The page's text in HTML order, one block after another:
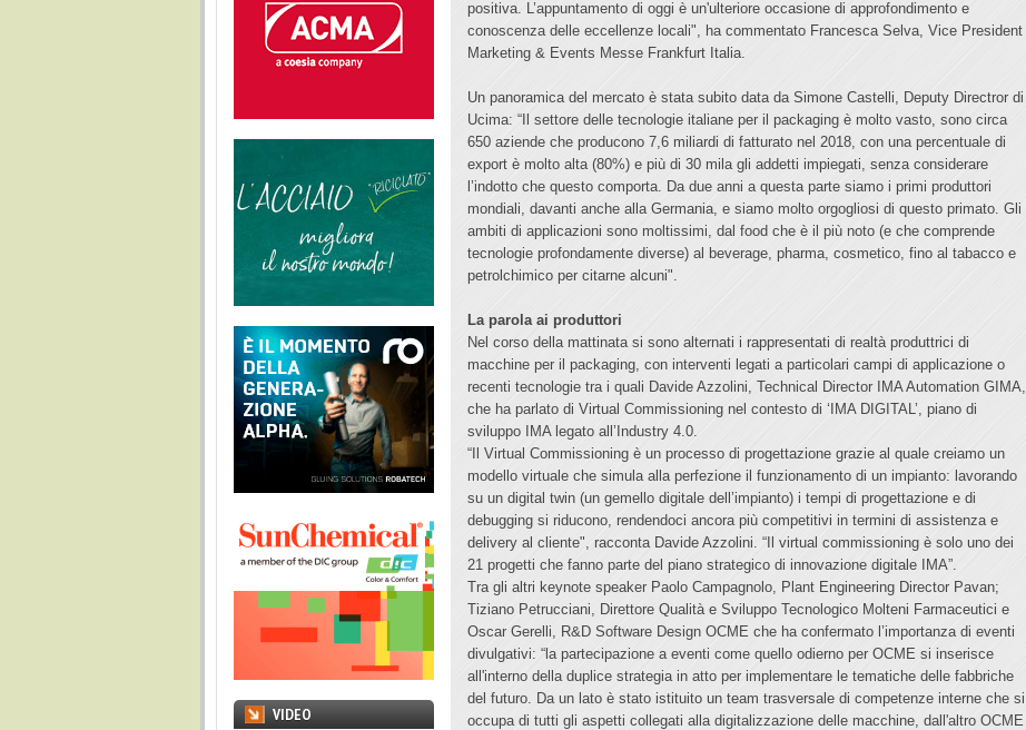
positiva. L’appuntamento di oggi è un'ulteriore occasione di approfondimento e
conoscenza delle eccellenze locali", ha commentato Francesca Selva, Vice President
Marketing & Events Messe Frankfurt Italia.
Un panoramica del mercato è stata subito data da Simone Castelli, Deputy Directror di
Ucima: “Il settore delle tecnologie italiane per il packaging è molto vasto, sono circa
650 aziende che producono 7,6 miliardi di fatturato nel 2018, con una percentuale di
export è molto alta (80%) e più di 30 mila gli addetti impiegati, senza considerare
l’indotto che questo comporta. Da due anni a questa parte siamo i primi produttori
mondiali, davanti anche alla Germania, e siamo molto orgogliosi di questo primato. Gli
ambiti di applicazioni sono moltissimi, dal food che è il più noto (e che comprende
tecnologie profondamente diverse) al beverage, pharma, cosmetico, fino al tabacco e
petrolchimico per citarne alcuni".
La parola ai produttori
Nel corso della mattinata si sono alternati i rappresentati di realtà produttrici di
macchine per il packaging, con interventi legati a particolari campi di applicazione o
recenti tecnologie tra i quali Davide Azzolini, Technical Director IMA Automation GIMA,
che ha parlato di Virtual Commissioning nel contesto di ‘IMA DIGITAL’, piano di
sviluppo IMA legato all’Industry 4.0.
“Il Virtual Commissioning è un processo di progettazione grazie al quale creiamo un
modello virtuale che simula alla perfezione il funzionamento di un impianto: lavorando
su un digital twin (un gemello digitale dell’impianto) i tempi di progettazione e di
debugging si riducono, rendendoci ancora più competitivi in termini di assistenza e
delivery al cliente", racconta Davide Azzolini. “Il virtual commissioning è solo uno dei
21 progetti che fanno parte del piano strategico di innovazione digitale IMA”.
Tra gli altri keynote speaker Paolo Campagnolo, Plant Engineering Director Pavan;
Tiziano Petrucciani, Direttore Qualità e Sviluppo Tecnologico Molteni Farmaceutici e
Oscar Gerelli, R&D Software Design OCME che ha confermato l’importanza di eventi
divulgativi: “la partecipazione a eventi come quello odierno per OCME si inserisce
all'interno della duplice strategia in atto per implementare le tematiche delle fabbriche
del futuro. Da un lato è stato istituito un team trasversale di competenze interne che si
occupa di tutti gli aspetti collegati alla digitalizzazione delle macchine, dall'altro OCME
VIDEO